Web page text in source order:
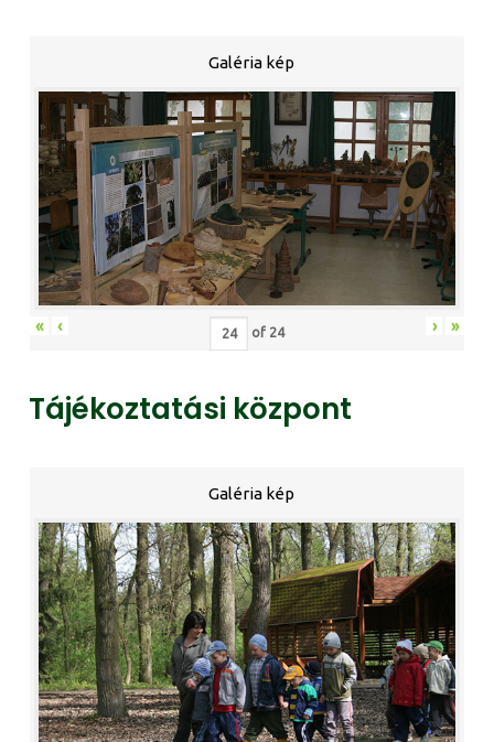
Galéria kép
« ‹ of 24 › »
Tájékoztatási központ
Galéria kép